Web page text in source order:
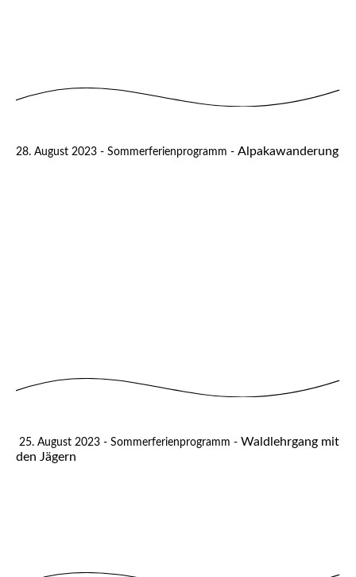
28. August 2023 - Sommerferienprogramm - Alpakawanderung
25. August 2023 - Sommerferienprogramm - Waldlehrgang mit
den Jägern